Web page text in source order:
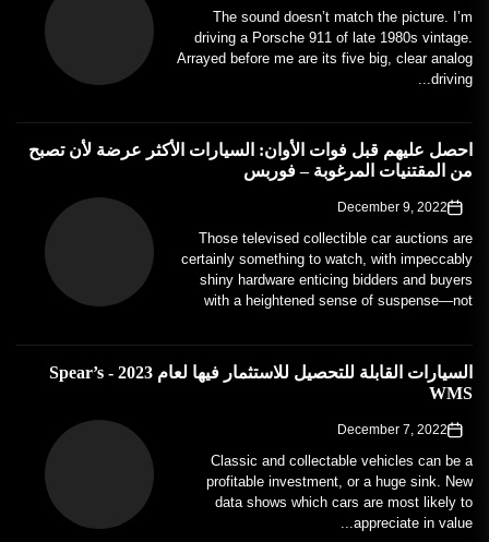
The sound doesn’t match the picture. I’m
driving a Porsche 911 of late 1980s vintage.
Arrayed before me are its five big, clear analog
driving...
احصل عليهم قبل فوات الأوان: السيارات الأكثر عرضة لأن تصبح
من المقتنيات المرغوبة – فوربس
December 9, 2022
Those televised collectible car auctions are
certainly something to watch, with impeccably
shiny hardware enticing bidders and buyers
with a heightened sense of suspense—not
السيارات القابلة للتحصيل للاستثمار فيها لعام 2023 - Spear’s
WMS
December 7, 2022
Classic and collectable vehicles can be a
profitable investment, or a huge sink. New
data shows which cars are most likely to
appreciate in value...